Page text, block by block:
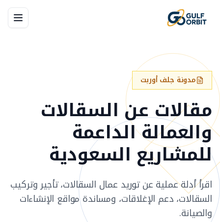
مدونة جلف أوربت
مقالات عن السقالات
والعمالة الداعمة
للمشاريع السعودية
اقرأ أدلة عملية عن توريد عمال السقالات، تأجير وتركيب
السقالات، دعم الإغلاقات، ومساندة مواقع الإنشاءات
والصيانة.